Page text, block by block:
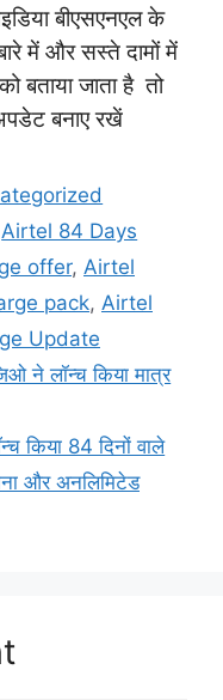
बीएसएनएल के
में और सस्ते दामों में
बताया जाता है, तो
बनाए रखें
Airtel 84 Days
offer, Airtel
pack, Airtel
Update
ने लॉन्च किया मात्र
किया 84 दिनों वाले
और अनलिमिटेड